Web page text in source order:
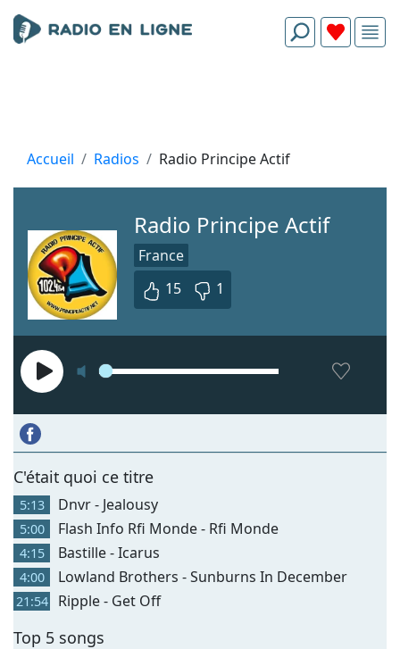
Accueil Radios Radio Principe Actif
Radio Principe Actif
France
15
1
C'était quoi ce titre
5:13 Dnvr - Jealousy
5:00 Flash Info Rfi Monde - Rfi Monde
4:15 Bastille - Icarus
4:00 Lowland Brothers - Sunburns In December
21:54 Ripple - Get Off
Top 5 songs